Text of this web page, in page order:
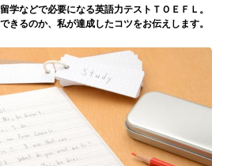
学などで必要になる英語力テストＴＯＥＦＬ。
きるのか、私が達成したコツをお伝えします。